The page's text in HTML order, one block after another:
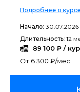
Подробнее о курсе
Начало: 30.07.2026
Длительность: 12
89 100 ₽ /
От 6 300 ₽/мес